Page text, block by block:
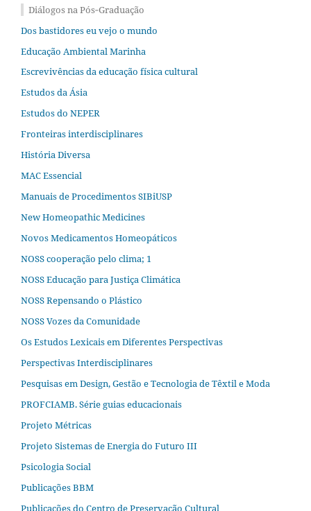
Diálogos na Pós‐Graduação
Dos bastidores eu vejo o mundo
Educação Ambiental Marinha
Escrevivências da educação física cultural
Estudos da Ásia​
Estudos do NEPER
Fronteiras interdisciplinares
História Diversa
MAC Essencial
Manuais de Procedimentos SIBiUSP
New Homeopathic Medicines
Novos Medicamentos Homeopáticos
NOSS cooperação pelo clima; 1
NOSS Educação para Justiça Climática
NOSS Repensando o Plástico
NOSS Vozes da Comunidade
Os Estudos Lexicais em Diferentes Perspectivas
Perspectivas Interdisciplinares
Pesquisas em Design, Gestão e Tecnologia de Têxtil e Moda
PROFCIAMB. Série guias educacionais
Projeto Métricas
Projeto Sistemas de Energia do Futuro III
Psicologia Social
Publicações BBM
Publicações do Centro de Preservação Cultural